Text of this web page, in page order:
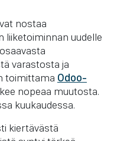
nostaa
liiketoiminnan uudelle
varastosta ja
toimittama Odoo-
nopeaa muutosta.
kuukaudessa.
kiertävästä